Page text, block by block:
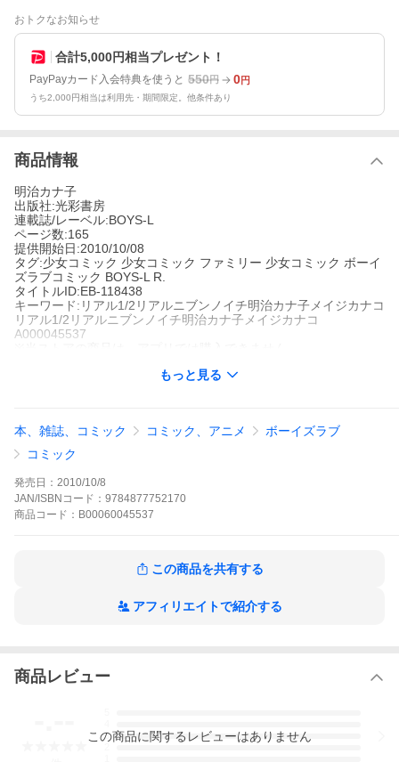
おトクなお知らせ
合計5,000円相当プレゼント！
PayPayカード入会特典を使うと 550円 0円
うち2,000円相当は利用先・期間限定。他条件あり
商品情報
明治カナ子
出版社:光彩書房
連載誌/レーベル:BOYS-L
ページ数:165
提供開始日:2010/10/08
タグ:少女コミック 少女コミック ファミリー 少女コミック ボーイ
ズラブコミック BOYS-L R.
タイトルID:EB-118438
キーワード:リアル1/2リアルニブンノイチ明治カナ子メイジカナコ
リアル1/2リアルニブンノイチ明治カナ子メイジカナコ
A000045537
兄の手を借りてしか自分を慰めることができない陸(りく)。午睡の
夢うつつの中、くり返される兄弟の淫蕩な遊戯に自家中毒気味な
兄、潮(うしお)。第三の男、谷口の出現でリアルとアンリアルの境
界が曖昧な、甘く閉ざされた世界に崩壊の足音が……。
リアル1/2の作品をもっと見る
もっと見る
本、雑誌、コミック コミック、アニメ
ボーイズラブ
コミック
発売日： 2010/10/8
JAN/ISBNコード： 9784877752170
商品 コード： B00060045537
この商品を共有する
アフィリエイトで紹介する
商品レビュー
3
この商品に関するレビューはありません